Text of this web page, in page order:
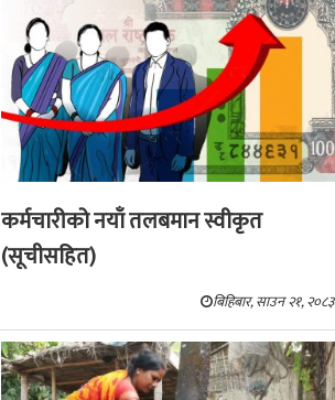
कर्मचारीको नयाँ तलबमान स्वीकृत
(सूचीसहित)
बिहिबार, साउन २१, २०८३